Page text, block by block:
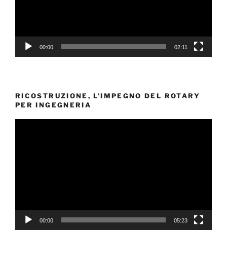
00:00 02:11
RICOSTRUZIONE, L’IMPEGNO DEL ROTARY
PER INGEGNERIA
00:00 05:23